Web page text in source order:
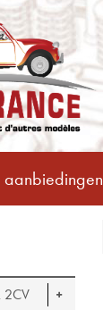
aanbiedingen
2CV